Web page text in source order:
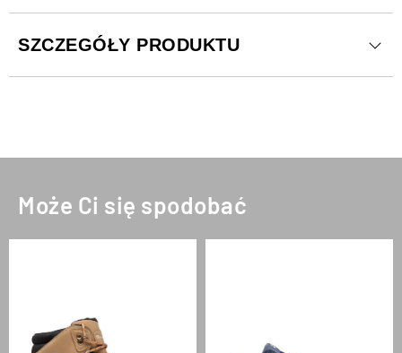
SZCZEGÓŁY PRODUKTU
Może Ci się spodobać